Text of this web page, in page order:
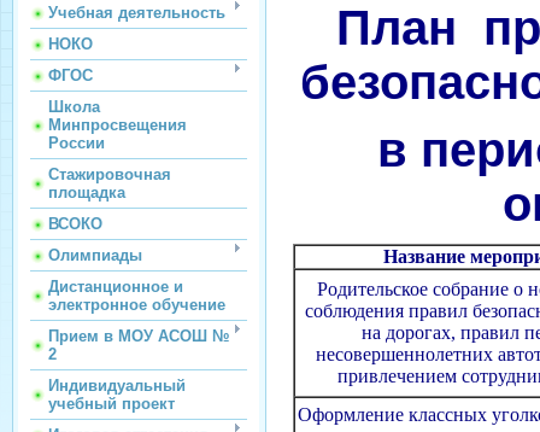
Учебная деятельность
НОКО
ФГОС
Школа
Минпросвещения
России
Стажировочная
площадка
ВСОКО
Олимпиады
Дистанционное и
электронное обучение
Прием в МОУ АСОШ №
2
Индивидуальный
учебный проект
План
в
Название
Родительское собрание о
соблюдения правил
на дорогах, правил
несовершеннолетних
привлечением
Оформление классных